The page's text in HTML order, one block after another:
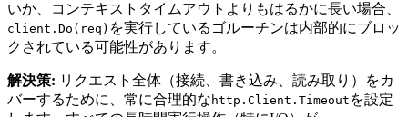
いか、コンテキストタイムアウトよりもはるかに長い場合、
client.Do(req) を実行しているゴルーチンは内部的にブロッ
クされている可能性があります。
解決策: リクエスト全体（接続、書き込み、読み取り）をカ
バーするために、常に合理的な http.Client.Timeout を設定